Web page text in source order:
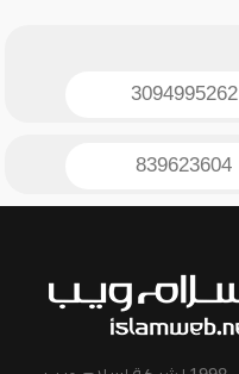
3094995262
839623604